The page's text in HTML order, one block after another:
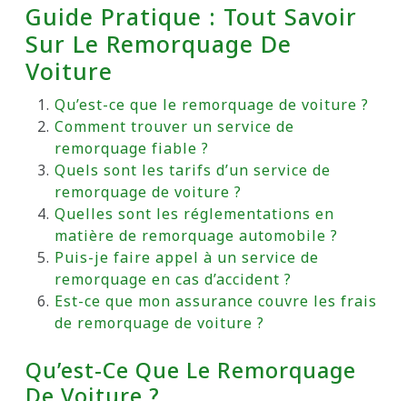
Guide Pratique : Tout Savoir
Sur Le Remorquage De
Voiture
Qu’est-ce que le remorquage de voiture ?
Comment trouver un service de
remorquage fiable ?
Quels sont les tarifs d’un service de
remorquage de voiture ?
Quelles sont les réglementations en
matière de remorquage automobile ?
Puis-je faire appel à un service de
remorquage en cas d’accident ?
Est-ce que mon assurance couvre les frais
de remorquage de voiture ?
Qu’est-Ce Que Le Remorquage